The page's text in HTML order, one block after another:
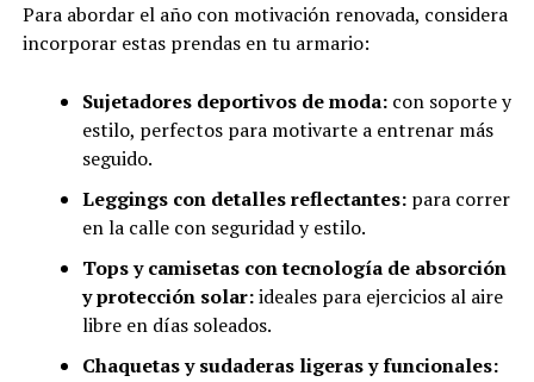
Para abordar el año con motivación renovada, considera
incorporar estas prendas en tu armario:
Sujetadores deportivos de moda:con soporte y
estilo, perfectos para motivarte a entrenar más
seguido.
Leggings con detalles reflectantes:para correr
en la calle con seguridad y estilo.
Tops y camisetas con tecnología de absorción
y protección solar:ideales para ejercicios al aire
libre en días soleados.
Chaquetas y sudaderas ligeras y funcionales: